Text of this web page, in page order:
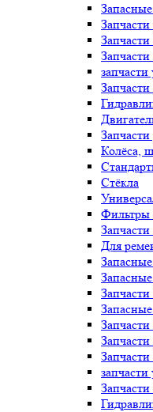
запчасти
Колёса,
Стёкла
Для
запчасти